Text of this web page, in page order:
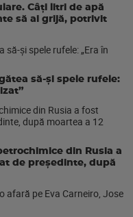
Câți litri de apă
să ai grijă, potrivit
să-și spele rufele:
din Rusia a
de președinte, după